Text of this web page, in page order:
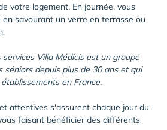
votre logement. En journée, vous
savourant un verre en terrasse ou
services Villa Médicis est un groupe
séniors depuis plus de 30 ans et qui
en France.
attentives s'assurent chaque jour du
faisant bénéficier des différents